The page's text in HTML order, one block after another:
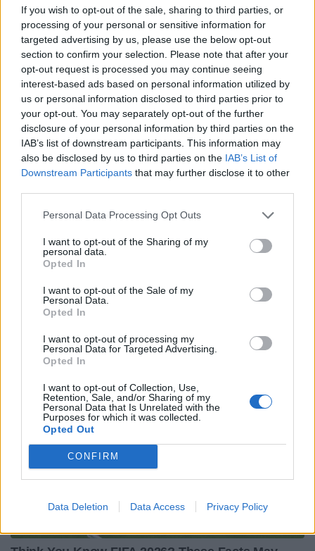
If you wish to opt-out of the sale, sharing to third parties, or
processing of your personal or sensitive information for
targeted advertising by us, please use the below opt-out
section to confirm your selection. Please note that after your
opt-out request is processed you may continue seeing
interest-based ads based on personal information utilized by
us or personal information disclosed to third parties prior to
your opt-out. You may separately opt-out of the further
disclosure of your personal information by third parties on the
IAB’s list of downstream participants. This information may
also be disclosed by us to third parties on the IAB’s List of
Downstream Participants that may further disclose it to other
Personal Data Processing Opt Outs
I want to opt-out of the Sharing of my
personal data.
Opted In
I want to opt-out of the Sale of my
Personal Data.
Opted In
I want to opt-out of processing my
Personal Data for Targeted Advertising.
Opted In
I want to opt-out of Collection, Use,
Retention, Sale, and/or Sharing of my
Personal Data that Is Unrelated with the
Purposes for which it was collected.
Opted Out
CONFIRM
Data Deletion Data Access Privacy Policy
Foto Twitter @EnglandRugby